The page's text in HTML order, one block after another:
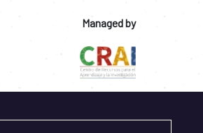
Managed by